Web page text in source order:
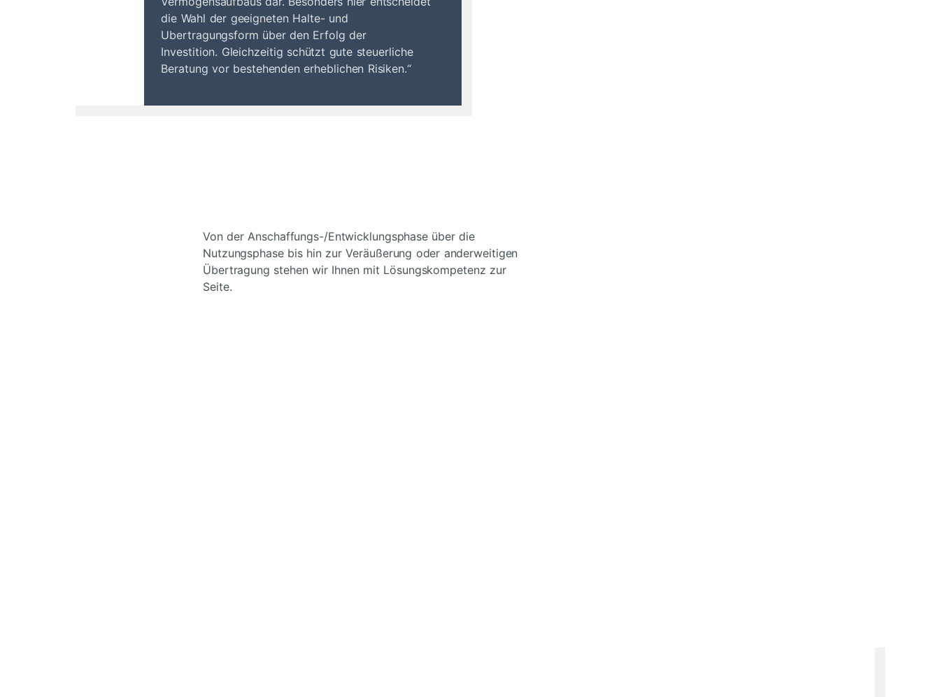
die Wahl der geeigneten Halte- und
Ubertragungsform über den Erfolg der
Investition. Gleichzeitig schützt gute steuerliche
Beratung vor bestehenden erheblichen Risiken.“
Von der Anschaffungs-/Entwicklungsphase über die
Nutzungsphase bis hin zur Veräußerung oder anderweitigen
Übertragung stehen wir Ihnen mit Lösungskompetenz zur
Seite.